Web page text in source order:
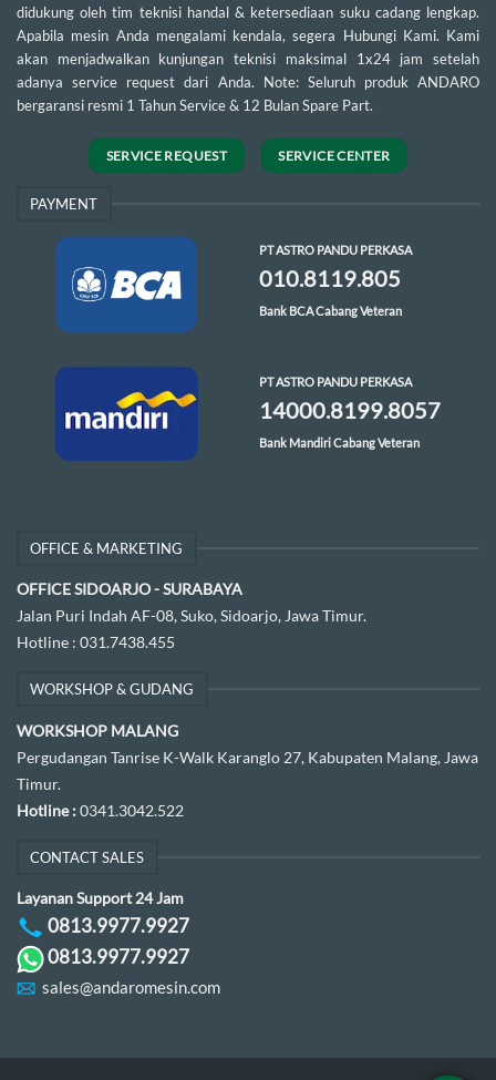
didukung oleh tim teknisi handal & ketersediaan suku cadang lengkap.
Apabila mesin Anda mengalami kendala, segera Hubungi Kami. Kami
akan menjadwalkan kunjungan teknisi maksimal 1x24 jam setelah
adanya service request dari Anda. Note: Seluruh produk ANDARO
bergaransi resmi 1 Tahun Service & 12 Bulan Spare Part.
SERVICE REQUEST SERVICE CENTER
PAYMENT
PT ASTRO PANDU PERKASA
010.8119.805
Bank BCA Cabang Veteran
PT ASTRO PANDU PERKASA
14000.8199.8057
Bank Mandiri Cabang Veteran
OFFICE & MARKETING
OFFICE SIDOARJO - SURABAYA
Jalan Puri Indah AF-08, Suko, Sidoarjo, Jawa Timur.
Hotline : 031.7438.455
WORKSHOP & GUDANG
WORKSHOP MALANG
Pergudangan Tanrise K-Walk Karanglo 27, Kabupaten Malang, Jawa
Timur.
Hotline :0341.3042.522
CONTACT SALES
Layanan Support 24 Jam
0813.9977.9927
0813.9977.9927
sales@andaromesin.com